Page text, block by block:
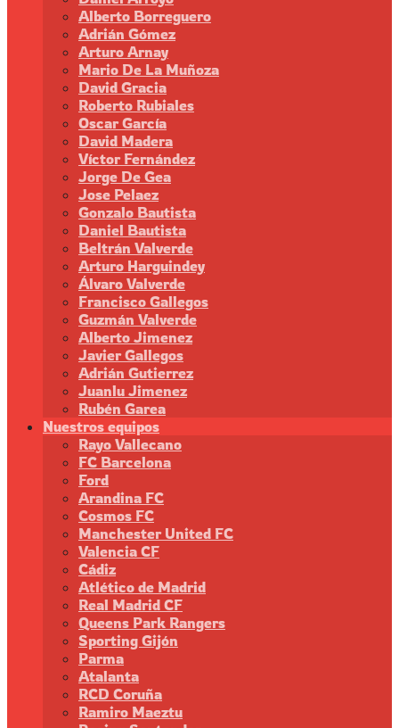
Alberto Borreguero
Adrián Gómez
Arturo Arnay
Mario De La Muñoza
David Gracia
Roberto Rubiales
Oscar García
David Madera
Víctor Fernández
Jorge De Gea
Jose Pelaez
Gonzalo Bautista
Daniel Bautista
Beltrán Valverde
Arturo Harguindey
Álvaro Valverde
Francisco Gallegos
Guzmán Valverde
Alberto Jimenez
Javier Gallegos
Adrián Gutierrez
Juanlu Jimenez
Rubén Garea
Nuestros equipos
Rayo Vallecano
FC Barcelona
Ford
Arandina FC
Cosmos FC
Manchester United FC
Valencia CF
Cádiz
Atlético de Madrid
Real Madrid CF
Queens Park Rangers
Sporting Gijón
Parma
Atalanta
RCD Coruña
Ramiro Maeztu